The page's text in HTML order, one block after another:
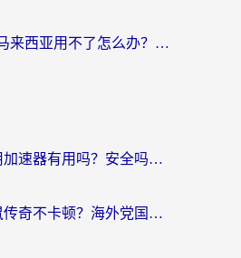
喜马拉雅FM在马来西亚用不了怎么办？海外华人亲测有效的回国加速指南
在国外打鸣潮用加速器有用吗？安全吗？海外玩家国服游戏加速全指南
德国怎么玩地鼠传奇不卡顿？海外党国服游戏加速全攻略（含战双EVE实用指南）